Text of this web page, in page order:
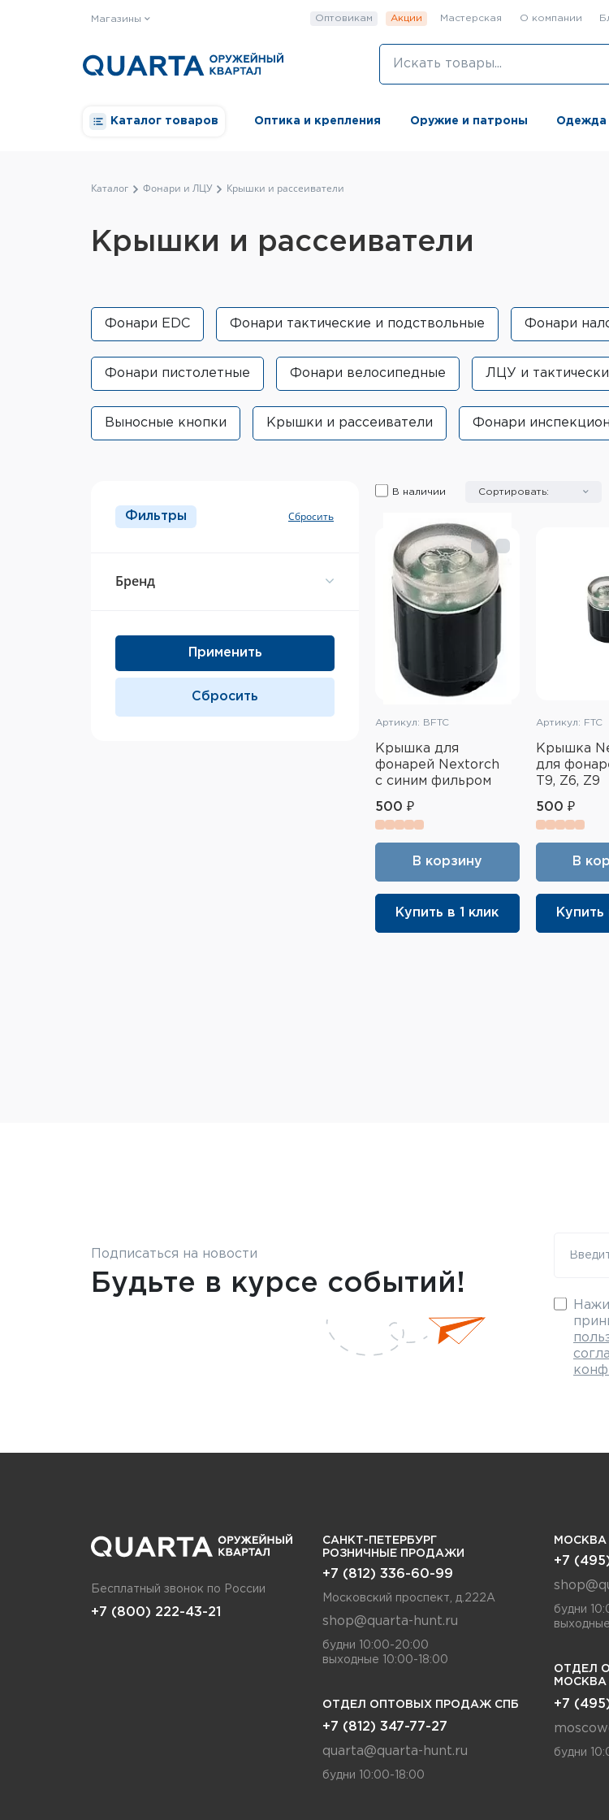
Магазины Оптовикам Акции Мастерская О компании
Каталог товаров Оптика и крепления Оружие и патроны Одежда
Каталог Фонари и ЛЦУ Крышки и рассеиватели
Крышки и рассеиватели
Фонари EDC Фонари тактические и подствольные Фонари
Фонари пистолетные Фонари велосипедные ЛЦУ и
Выносные кнопки Крышки и рассеиватели Фонари
Фильтры
Брeнд
В наличии Сортировать:
Артикул: BFTC
Крышка для
фонарей Nextorch
с синим фильром
500 ₽
В корзину
Купить в 1 клик
Артикул: FTC
Крышка
для
T9, Z6, Z9
500 ₽
В
Купить
Подписаться на новости
Будьте в курсе событий!
Бесплатный звонок по России
+7 (800) 222-43-21
САНКТ-ПЕТЕРБУРГ
РОЗНИЧНЫЕ ПРОДАЖИ
+7 (812) 336-60-99
Московский проспект, д.222А
shop@quarta-hunt.ru
будни 10:00-20:00
выходные 10:00-18:00
ОТДЕЛ ОПТОВЫХ ПРОДАЖ СПБ
+7 (812) 347-77-27
quarta@quarta-hunt.ru
будни 10:00-18:00
МОСКВА
+7
будни
ОТДЕЛ
МОСКВА
+7
будни